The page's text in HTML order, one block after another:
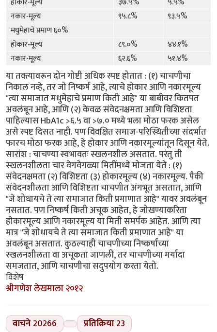
नकार-मूल्य
९५.८%
९३.५%
मधुमेहाचे प्रमाण ६०%
होकार-मूल्य
८९.०%
४४.१%
नकार-मूल्य
६२.६% ५१.४%
या तक्त्यावरून दोन गोष्टी अधिक स्पष्ट होतात : (१) चाचणीचा
निकाल नव्हे, तर जो निष्कर्ष आहे, त्याचे होकार आणि नकारमूल्य
"त्या समाजात मधुमेहाचे प्रमाण किती आहे" या बाबीवर कितपत
अवलंबून आहे, आणि (२) केवळ संवेदनक्षमता आणि विशिष्टता
पाहिल्यास HbA1c >६.५ वा >७.० मध्ये भला मोठा फरक असेल
असे स्पष्ट दिसत नाही. पण विवक्षित समाज-परिस्थितीच्या संदर्भात
फारच मोठा फरक आहे, हे होकार आणि नकारमूल्यांतून दिसून येते.
सारांश : चाचण्या स्वभावतः स्खलनशील असतात. परंतु ती
स्खलनशीलता चार वेगवेगळ्या मितींमध्ये मोजता येते : (१)
संवेदनक्षमता (२) विशिष्टता (३) होकारमूल्य (४) नकारमूल्य. पैकी
संवेदनशीलता आणि विशिष्टता चाचणीत अंगभूत असतात, आणि
"जे शोधायचे ते त्या समाजात किती प्रमाणात आहे" यावर अवलंबून
नसतात. पण निष्कर्ष किती अचूक आहेत, हे जोखण्याकरिता
होकारमूल्य आणि नकारमूल्य या मिती समर्पक आहेत. आणि त्या
मात्र "जे शोधायचे ते त्या समाजात किती प्रमाणात आहे" या
अवलंबून असतात. कुठल्याही चाचणीच्या निष्कर्षांच्या
स्खलनशीलता वा अचूकता जाणली, तर चाचणीच्या मर्यादा
समजतात, आणि चाचणीचा सदुपयोग करता येतो.
विशेष
श्रीगणेश लेखमाला २०१२
वाचने 20266 प्रतिक्रिया 23